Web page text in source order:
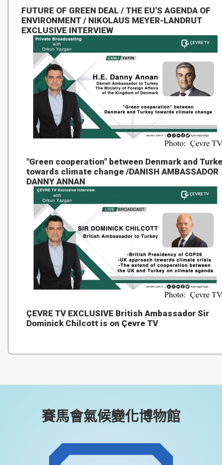
FUTURE OF GREEN DEAL / THE EU'S AGENDA OF
ENVIRONMENT / NIKOLAUS MEYER-LANDRUT
EXCLUSIVE INTERVIEW
"Green cooperation" between Denmark and
towards climate change /DANISH AMBASSADOR
DANNY ANNAN
ÇEVRE TV EXCLUSIVE British Ambassador Sir
Dominick Chilcott is on Çevre TV
賽馬會氣候變化博物館